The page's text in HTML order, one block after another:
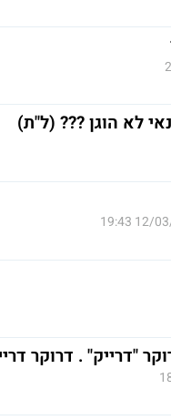
לא הוגן ??? (ל"ת)
12/03/
"דרייק" . דרוקר